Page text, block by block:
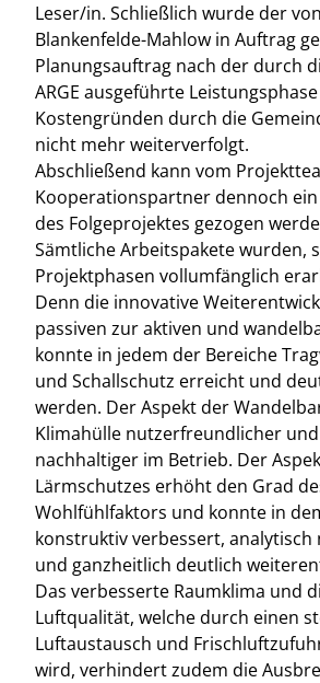
Leser/in. Schließlich wurde der
Blankenfelde-Mahlow in Auftrag
Planungsauftrag nach der durch
ARGE ausgeführte
Kostengründen durch die
nicht mehr weiterverfolgt.
Abschließend kann vom
Kooperationspartner dennoch
des Folgeprojektes gezogen
Sämtliche Arbeitspakete wurden,
Projektphasen vollumfänglich
Denn die innovative
passiven zur aktiven und
konnte in jedem der Bereiche
und Schallschutz erreicht und
werden. Der Aspekt der
Klimahülle nutzerfreundlicher
nachhaltiger im Betrieb. Der
Lärmschutzes erhöht den Grad
Wohlfühlfaktors und konnte in
konstruktiv verbessert, analytisch
und ganzheitlich deutlich
Das verbesserte Raumklima und
Luftqualität, welche durch einen
Luftaustausch und
wird, verhindert zudem die